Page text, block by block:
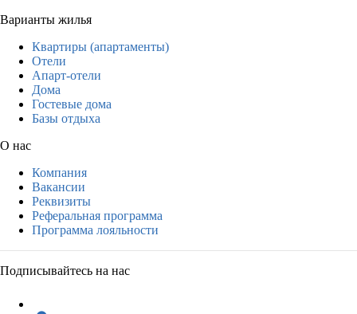
Варианты жилья
Квартиры (апартаменты)
Отели
Апарт-отели
Дома
Гостевые дома
Базы отдыха
О нас
Компания
Вакансии
Реквизиты
Реферальная программа
Программа лояльности
Подписывайтесь на нас